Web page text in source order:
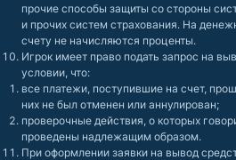
прочие способы защиты со стороны
и прочих систем страхования. На
счету не начисляются проценты.
Игрок имеет право подать запрос на
условии, что:
все платежи, поступившие на счет,
них не был отменен или аннулирован;
проверочные действия, о которых
проведены надлежащим образом.
При оформлении заявки на вывод